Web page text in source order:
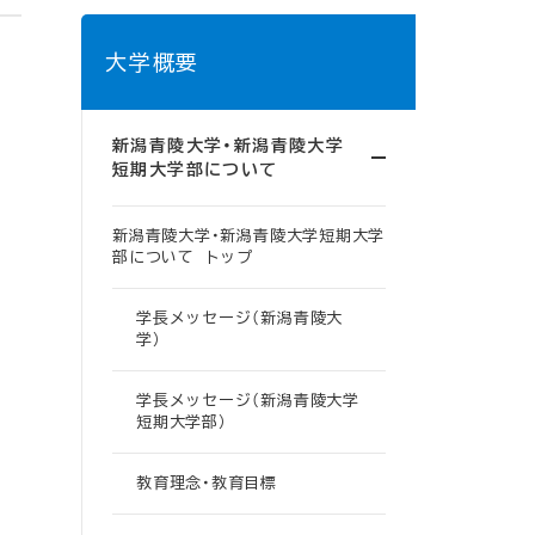
大学概要
新潟青陵大学・新潟青陵大学
短期大学部について
新潟青陵大学・新潟青陵大学短期大学
部について トップ
学長メッセージ（新潟青陵大
学）
学長メッセージ（新潟青陵大学
短期大学部）
教育理念・教育目標